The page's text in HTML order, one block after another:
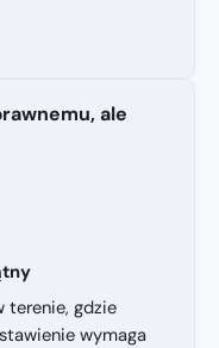
ale
terenie, gdzie
wymaga